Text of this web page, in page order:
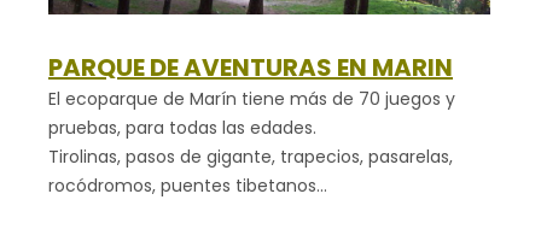
PARQUE DE AVENTURAS EN MARIN
El ecoparque de Marín tiene más de 70 juegos y
pruebas, para todas las edades.
Tirolinas, pasos de gigante, trapecios, pasarelas,
rocódromos, puentes tibetanos…